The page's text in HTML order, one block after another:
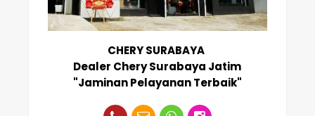
CHERY SURABAYA
Dealer Chery Surabaya Jatim
"Jaminan Pelayanan Terbaik"